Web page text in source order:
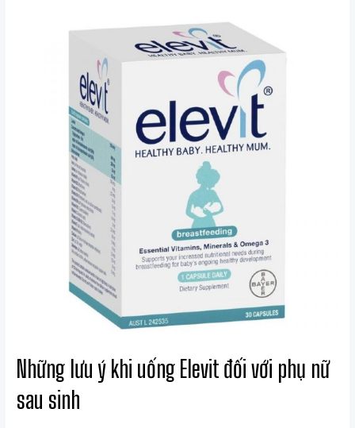
Những lưu ý khi uống Elevit đối với phụ nữ
sau sinh